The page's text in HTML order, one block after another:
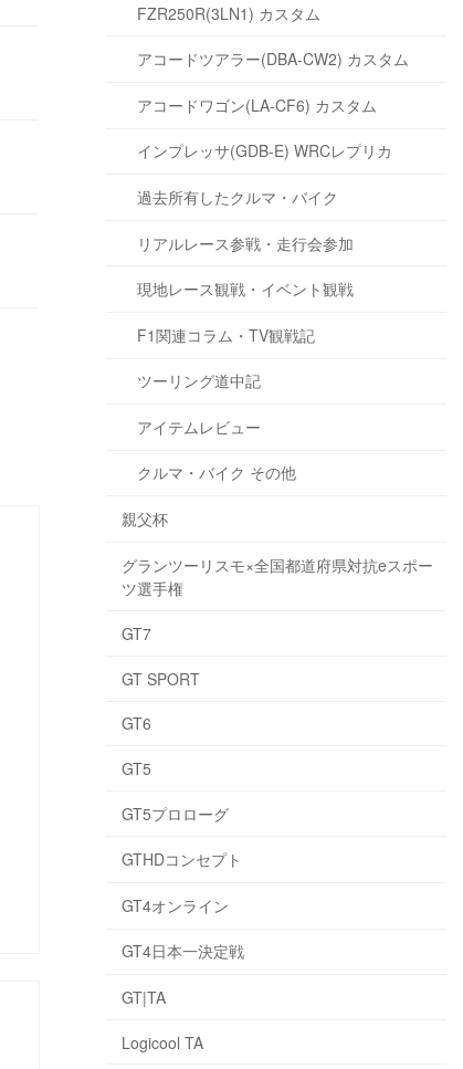
FZR250R(3LN1) カスタム
アコードツアラー(DBA-CW2) カスタム
アコードワゴン(LA-CF6) カスタム
インプレッサ(GDB-E) WRCレプリカ
過去所有したクルマ・バイク
リアルレース参戦・走行会参加
現地レース観戦・イベント観戦
F1関連コラム・TV観戦記
ツーリング道中記
アイテムレビュー
クルマ・バイク その他
親父杯
グランツーリスモ×全国都道府県対抗eスポー
ツ選手権
GT7
GT SPORT
GT6
GT5
GT5プロローグ
GTHDコンセプト
GT4オンライン
GT4日本一決定戦
GT|TA
Logicool TA